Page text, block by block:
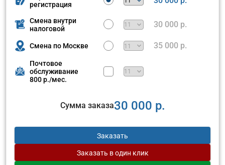
регистрация
Смена внутри
налоговой
30 000 р.
Смена по Москве 35 000 р.
Почтовое
обслуживание
800 р./мес.
Сумма заказа30 000 р.
Заказать
Заказать в один клик